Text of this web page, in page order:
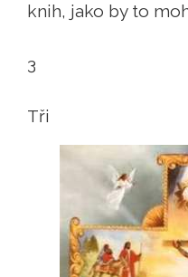
knih, jako by to
3
Tři